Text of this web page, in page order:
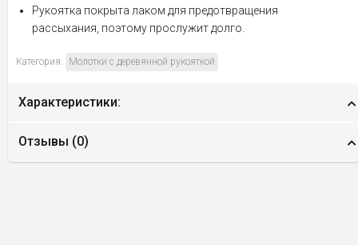
Рукоятка покрыта лаком для предотвращения
рассыхания, поэтому прослужит долго.
Категория: Молотки с деревянной рукояткой
Характеристики:
Отзывы (0)